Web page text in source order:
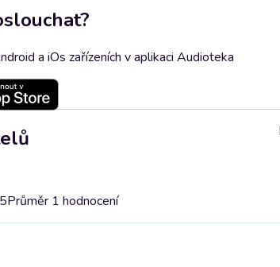
a iOs zařízeních v aplikaci Audioteka
Průměr 1 hodnocení